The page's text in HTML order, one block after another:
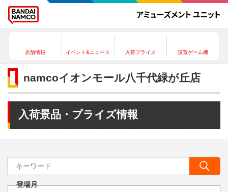
店舗情報 イベント&ニュース 入荷プライズ 設置ゲーム機
namcoイオンモール八千代緑が丘店
入荷景品・プライズ情報
登場月